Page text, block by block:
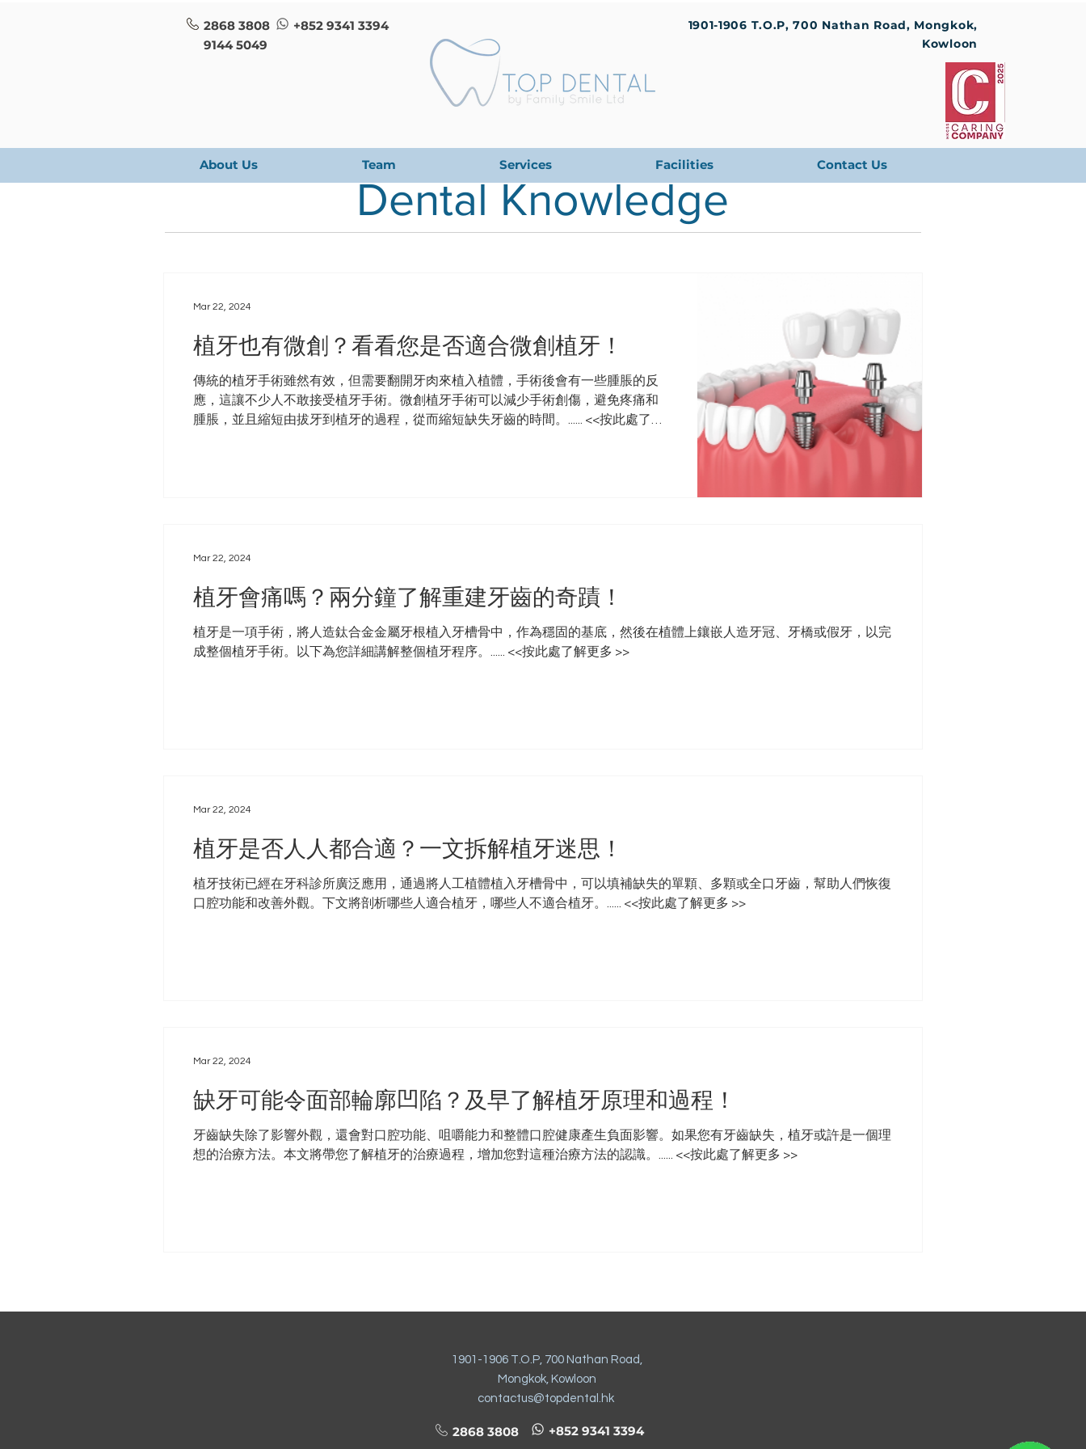
2868 3808
+852 9341 3394
9144 5049
1901-1906 T.O.P, 700 Nathan Road, Mongkok,
Kowloon
About Us Team Services Facilities Contact Us
Dental Knowledge
植牙也有微創？看看您是否適合微創植牙！
傳統的植牙手術雖然有效，但需要翻開牙肉來植入植體，手術後會有一些腫脹的反
應，這讓不少人不敢接受植牙手術。微創植牙手術可以減少手術創傷，避免疼痛和
腫脹，並且縮短由拔牙到植牙的過程，從而縮短缺失牙齒的時間。...... <<按此處了解
Mar 22, 2024
植牙會痛嗎？兩分鐘了解重建牙齒的奇蹟！
植牙是一項手術，將人造鈦合金金屬牙根植入牙槽骨中，作為穩固的基底，然後在植體上鑲嵌人造牙冠、牙橋或假牙，以完
成整個植牙手術。以下為您詳細講解整個植牙程序。...... <<按此處了解更多 >>
Mar 22, 2024
植牙是否人人都合適？一文拆解植牙迷思！
植牙技術已經在牙科診所廣泛應用，通過將人工植體植入牙槽骨中，可以填補缺失的單顆、多顆或全口牙齒，幫助人們恢復
口腔功能和改善外觀。下文將剖析哪些人適合植牙，哪些人不適合植牙。...... <<按此處了解更多 >>
Mar 22, 2024
缺牙可能令面部輪廓凹陷？及早了解植牙原理和過程！
牙齒缺失除了影響外觀，還會對口腔功能、咀嚼能力和整體口腔健康產生負面影響。如果您有牙齒缺失，植牙或許是一個理
想的治療方法。本文將帶您了解植牙的治療過程，增加您對這種治療方法的認識。...... <<按此處了解更多 >>
Mar 22, 2024
1901-1906 T.O.P, 700 Nathan Road,
Mongkok, Kowloon
contactus@topdental.hk
2868 3808 +852 9341 3394